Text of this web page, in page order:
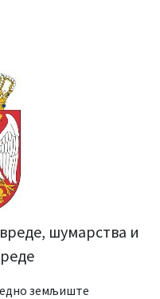
шумарства и
земљиште